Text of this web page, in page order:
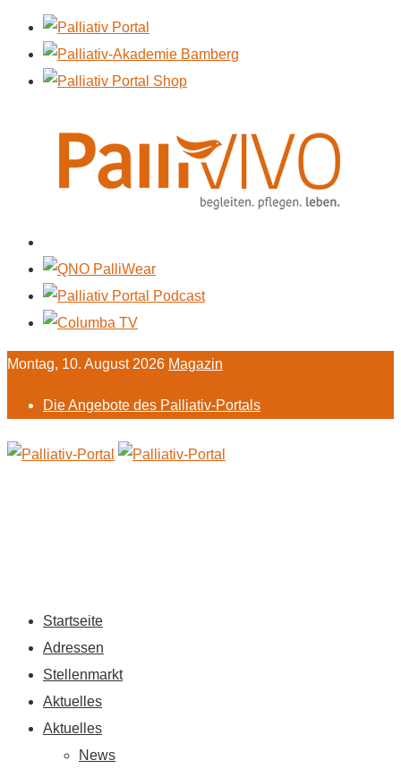
Montag, 10. August 2026 Magazin
Die Angebote des Palliativ-Portals
Startseite
Adressen
Stellenmarkt
Aktuelles
Aktuelles
News